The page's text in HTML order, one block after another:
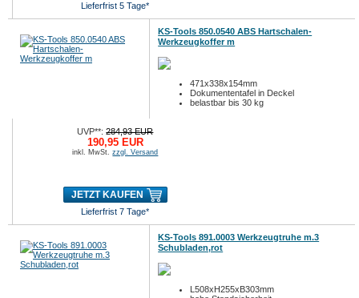
Lieferfrist 5 Tage*
KS-Tools 850.0540 ABS Hartschalen-
Werkzeugkoffer m
471x338x154mm
Dokumententafel in Deckel
belastbar bis 30 kg
UVP**:284,93 EUR
190,95 EUR
inkl. MwSt.zzgl. Versand
JETZT KAUFEN
Lieferfrist 7 Tage*
KS-Tools 891.0003 Werkzeugtruhe m.3
Schubladen,rot
L508xH255xB303mm